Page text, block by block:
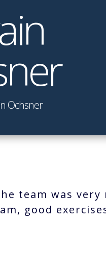
Ochsner
team was
good